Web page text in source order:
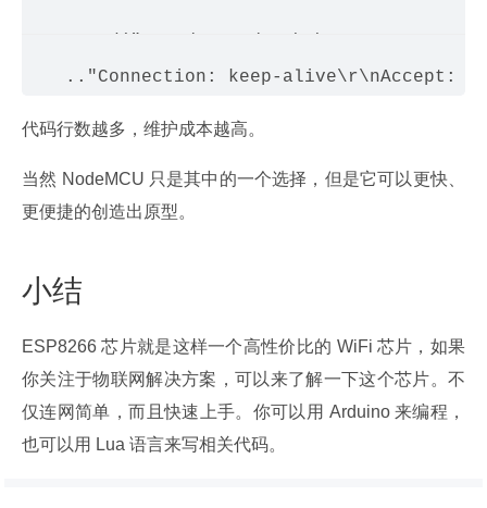
代码行数越多，维护成本越高。
当然 NodeMCU 只是其中的一个选择，但是它可以更快、
更便捷的创造出原型。
小结
ESP8266 芯片就是这样一个高性价比的 WiFi 芯片，如果
你关注于物联网解决方案，可以来了解一下这个芯片。不
仅连网简单，而且快速上手。你可以用 Arduino 来编程，
也可以用 Lua 语言来写相关代码。